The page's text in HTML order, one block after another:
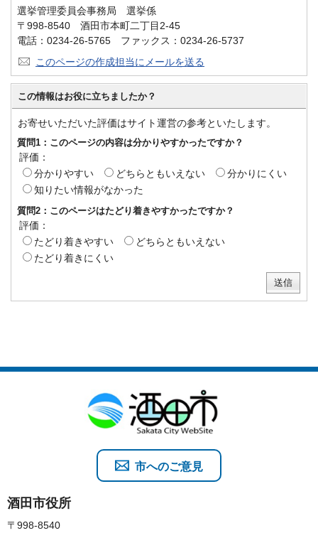
選挙管理委員会事務局 選挙係
〒998-8540 酒田市本町二丁目2-45
電話：0234-26-5765 ファックス：0234-26-5737
このページの作成担当にメールを送る
この情報はお役に立ちましたか？
お寄せいただいた評価はサイト運営の参考といたします。
質問1：このページの内容は分かりやすかったですか？
評価：
分かりやすい
どちらともいえない
分かりにくい
知りたい情報がなかった
質問2：このページはたどり着きやすかったですか？
評価：
たどり着きやすい
どちらともいえない
たどり着きにくい
酒田市役所
〒998-8540
市へのご意見